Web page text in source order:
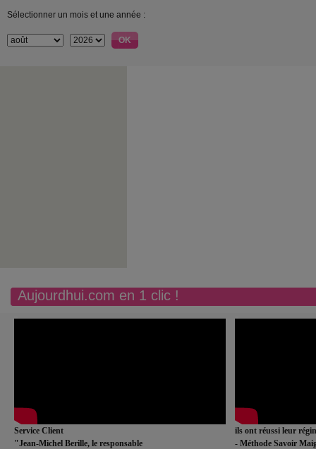
Sélectionner un mois et une année :
Aujourdhui.com en 1 clic !
Service Client
"Jean-Michel Berille, le responsable
ils ont réussi leur
- Méthode Savoir